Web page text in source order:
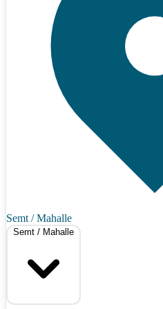
Semt / Mahalle
Semt / Mahalle